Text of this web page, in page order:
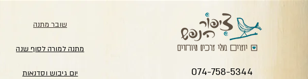
שובר מתנה
מתנה למורה לסוף שנה
יום גיבוש וסדנאות 074-758-5344